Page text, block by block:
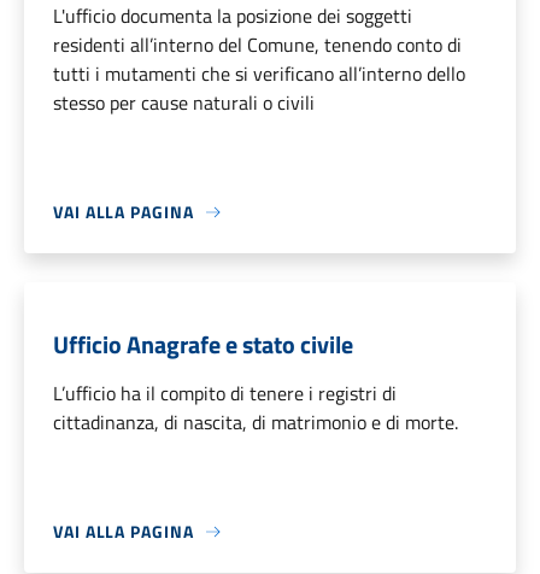
L'ufficio documenta la posizione dei soggetti
residenti all’interno del Comune, tenendo conto di
tutti i mutamenti che si verificano all’interno dello
stesso per cause naturali o civili
VAI ALLA PAGINA
Ufficio Anagrafe e stato civile
L’ufficio ha il compito di tenere i registri di
cittadinanza, di nascita, di matrimonio e di morte.
VAI ALLA PAGINA